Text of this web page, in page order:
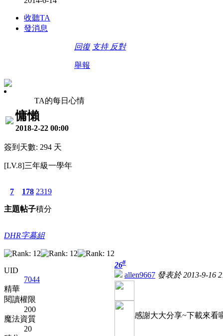
收聽TA
發消息
回復 支持 反對
舉報
TA的每日心情
慵懶
2018-2-22 00:00
簽到天數: 294 天
[LV.8]三年級一學年
7
主題
178
帖子
2319
積分
DHR字幕組
UID
7044
精華
閱讀權限
200
魔法資質
20
26#
allen9667 發表於 2013-9-16
感謝大大分享~下載來看